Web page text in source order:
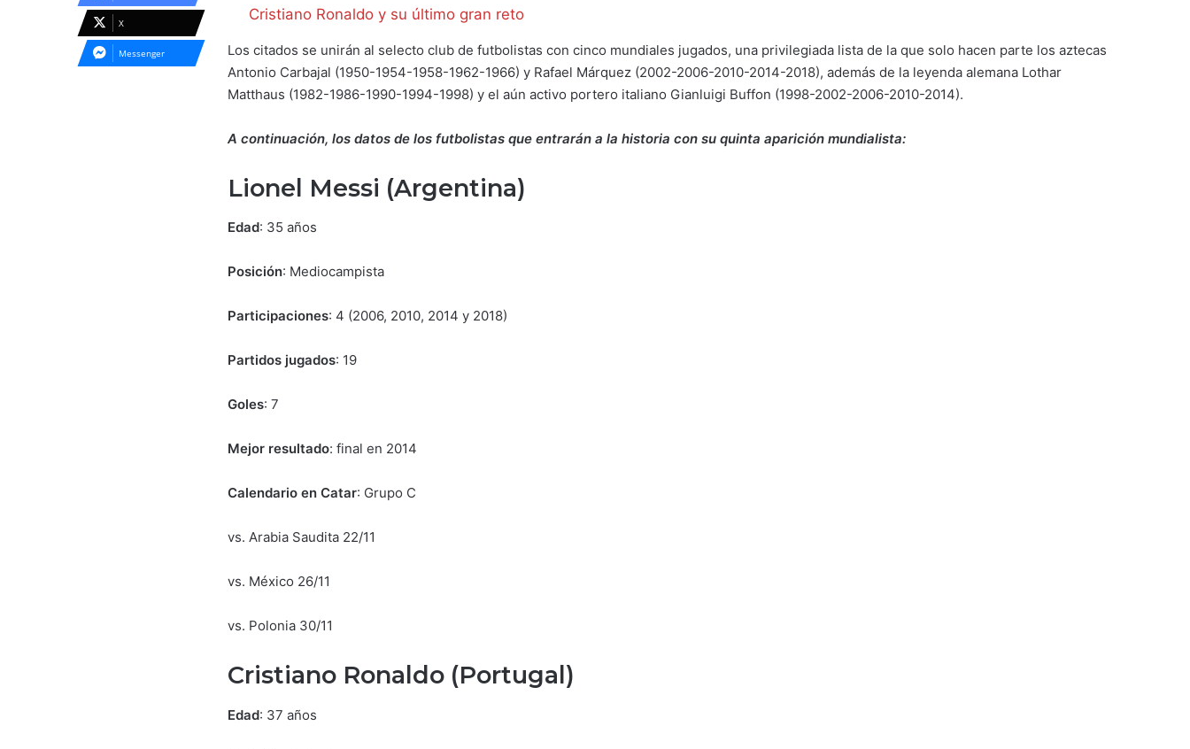
Cristiano Ronaldo y su último gran reto
Los citados se unirán al selecto club de futbolistas con cinco mundiales jugados, una privilegiada lista de la que solo hacen parte los aztecas
Antonio Carbajal (1950-1954-1958-1962-1966) y Rafael Márquez (2002-2006-2010-2014-2018), además de la leyenda alemana Lothar
Matthaus (1982-1986-1990-1994-1998) y el aún activo portero italiano Gianluigi Buffon (1998-2002-2006-2010-2014).
A continuación, los datos de los futbolistas que entrarán a la historia con su quinta aparición mundialista:
Lionel Messi (Argentina)
Edad: 35 años
Posición: Mediocampista
Participaciones: 4 (2006, 2010, 2014 y 2018)
Partidos jugados: 19
Goles: 7
Mejor resultado: final en 2014
Calendario en Catar: Grupo C
vs. Arabia Saudita 22/11
vs. México 26/11
vs. Polonia 30/11
Cristiano Ronaldo (Portugal)
Edad: 37 años
X
Messenger